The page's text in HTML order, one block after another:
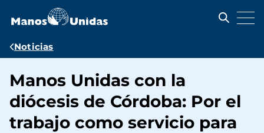
contenido
Ruta
navegación
Noticias
Manos Unidas con la
diócesis de Córdoba: Por el
trabajo como servicio para